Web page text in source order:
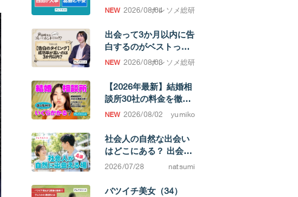
由。「誰かと過ごした
差
2026/08/04ナレソメ総研
出会って3か月以内に告
白するのがベストって
ホント！？
2026/08/03ナレソメ総研
【2026年最新】結婚相
談所30社の料金を徹底
比較！ 成婚するまでの
2026/08/02 yumiko
社会人の自然な出会い
はどこにある？ 出会い
の場と、結婚を考えた
2026/07/28 natsumi
バツイチ美女（34）